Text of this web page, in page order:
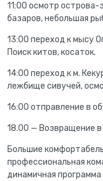
11:00 осмотр острова-
базаров, небольшая
13:00 переход к мысу
Поиск китов, косаток.
14:00 переход к м.
лежбище сивучей,
16:00 отправление в
18.00 — Возвращение в
Большие
профессиональная
динамичная